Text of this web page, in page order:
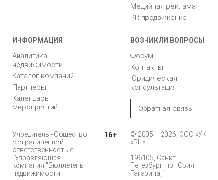
Медийная реклама
PR продвижение
ИНФОРМАЦИЯ
Аналитика
недвижимости
Каталог компаний
Партнеры
Календарь
мероприятий
ВОЗНИКЛИ ВОПРОСЫ
Форум
Контакты
Юридическая
консультация
Обратная связь
Учредитель - Общество
с ограниченной
ответственностью
"Управляющая
компания "Бюллетень
недвижимости"
16+
© 2005 – 2026, ООО «УК
«БН»
196105, Санкт-
Петербург, пр. Юрия
Гагарина, 1